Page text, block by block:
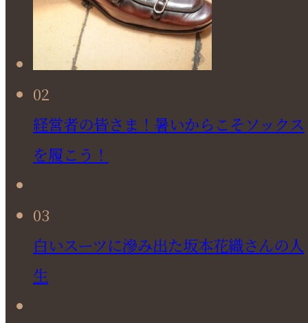
02
経営者の皆さま！暑いからこそソックス
を履こう！
03
白いスーツに滲み出た坂本花織さんの人
生